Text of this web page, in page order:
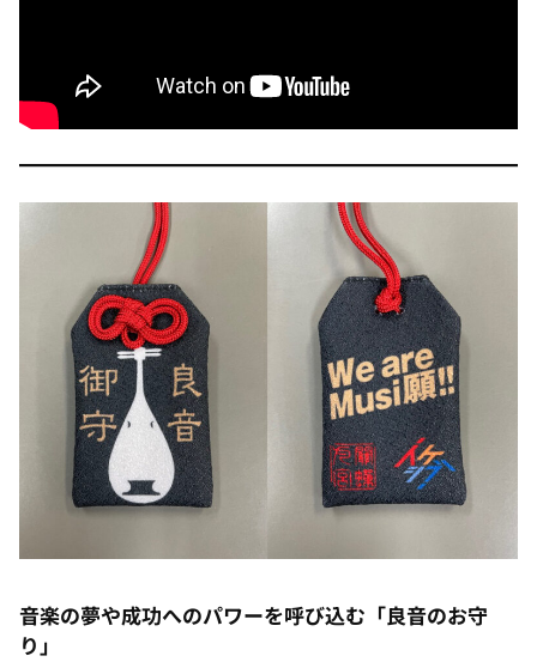
音楽の夢や成功へのパワーを呼び込む「良音のお守
り」